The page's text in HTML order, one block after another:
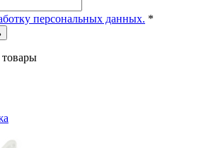
персональных данных. *